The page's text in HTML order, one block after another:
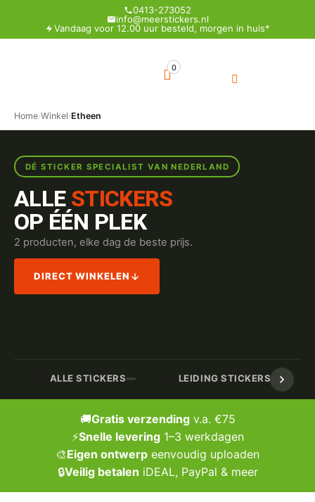
0413-273052
info@meerstickers.nl
Vandaag voor 12.00 uur besteld, morgen in huis*
0
Home›Winkel›Etheen
DÉ STICKER SPECIALIST VAN NEDERLAND
ALLE STICKERS
OP ÉÉN PLEK
2 producten, elke dag de beste prijs.
DIRECT WINKELEN
ALLE STICKERS LEIDING STICKERS /
🚚Gratis verzendingv.a. €75
⚡Snelle levering1–3 werkdagen
🎨Eigen ontwerp eenvoudig uploaden
🔒Veilig betalen iDEAL, PayPal & meer